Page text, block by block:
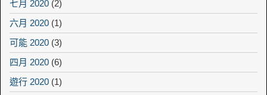
七月 2020 (2)
六月 2020 (1)
可能 2020 (3)
四月 2020 (6)
遊行 2020 (1)